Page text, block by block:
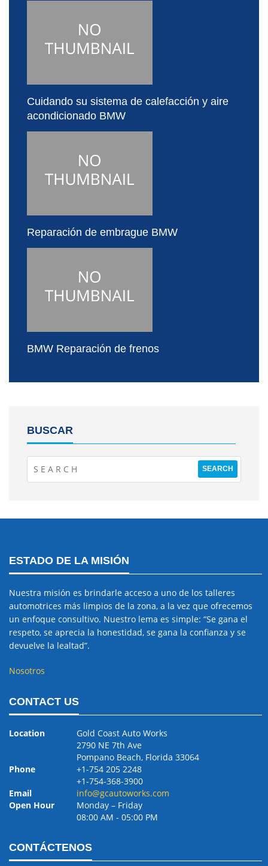
Cuidando su sistema de calefacción y aire
acondicionado BMW
Reparación de embrague BMW
BMW Reparación de frenos
BUSCAR
ESTADO DE LA MISIÓN
Nuestra misión es brindarle acceso a uno de los talleres
automotrices más limpios de la zona, a la vez que ofrecemos
un enfoque consultivo. Nuestro lema es simple: “Se gana el
respeto, se aprecia la honestidad, se gana la confianza y se
devuelve la lealtad”.
Nosotros
CONTACT US
Location
Gold Coast Auto Works
2790 NE 7th Ave
Pompano Beach, Florida 33064
Phone
+1-754 205 2248
+1-754-368-3900
Email
info@gcautoworks.com
Open Hour
Monday – Friday
08:00 AM ‐ 05:00 PM
CONTÁCTENOS